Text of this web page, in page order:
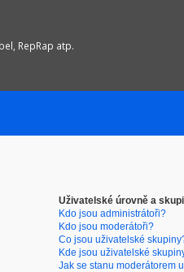
RepRap atp.
Uživatelské úrovně a
Kdo jsou administrátoři?
Kdo jsou moderátoři?
Co jsou uživatelské
Kde jsou uživatelské
Jak se stanu moderátorem